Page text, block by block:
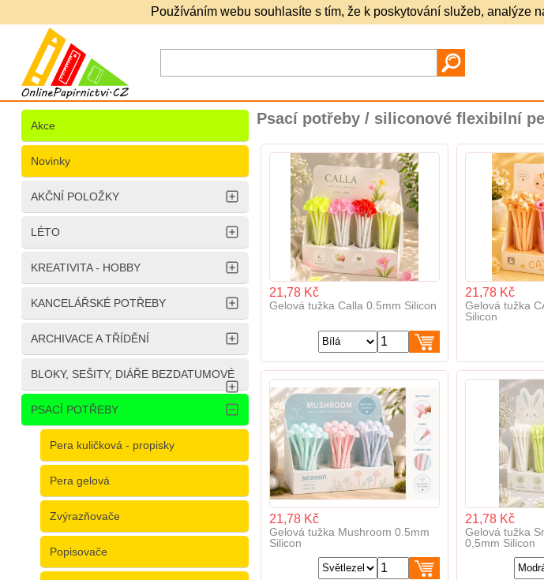
Používáním webu souhlasíte s tím, že k poskytování služeb, analýze
Akce
Novinky
AKČNÍ POLOŽKY
LÉTO
KREATIVITA - HOBBY
KANCELÁŘSKÉ POTŘEBY
ARCHIVACE A TŘÍDĚNÍ
BLOKY, SEŠITY, DIÁŘE BEZDATUMOVÉ
PSACÍ POTŘEBY
Pera kuličková - propisky
Pera gelová
Zvýrazňovače
Popisovače
Psací potřeby / siliconové flexibilní
21,78 Kč
Gelová tužka Calla 0.5mm Silicon
21,78 Kč
Gelová tužka
Silicon
21,78 Kč
Gelová tužka Mushroom 0.5mm
Silicon
21,78 Kč
Gelová tužka
0,5mm Silicon